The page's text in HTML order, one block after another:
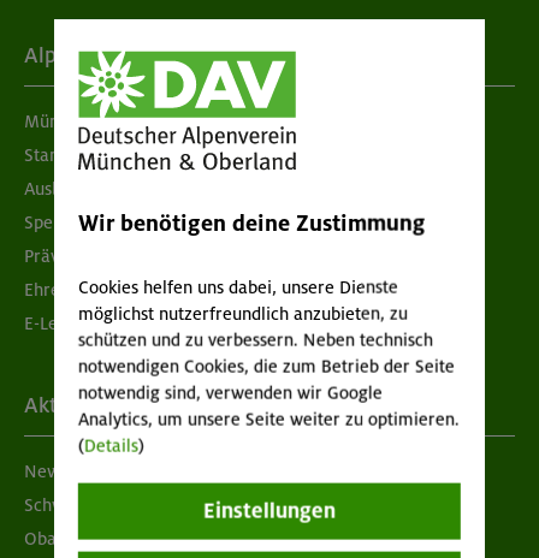
Alpenverein
München & Oberland
Standorte
Ausbildung & Jobs
Spenden
Prävention sexualisierter Gewalt
Ehrenamtsbörse
E-Learning
Aktuelles
Newsletter
Schwarzes Brett
Obacht geben!
Wir benötigen deine Zustimmung
Cookies helfen uns dabei, unsere Dienste
möglichst nutzerfreundlich anzubieten, zu
schützen und zu verbessern. Neben technisch
notwendigen Cookies, die zum Betrieb der Seite
notwendig sind, verwenden wir Google
Analytics, um unsere Seite weiter zu optimieren.
(Details)
Einstellungen